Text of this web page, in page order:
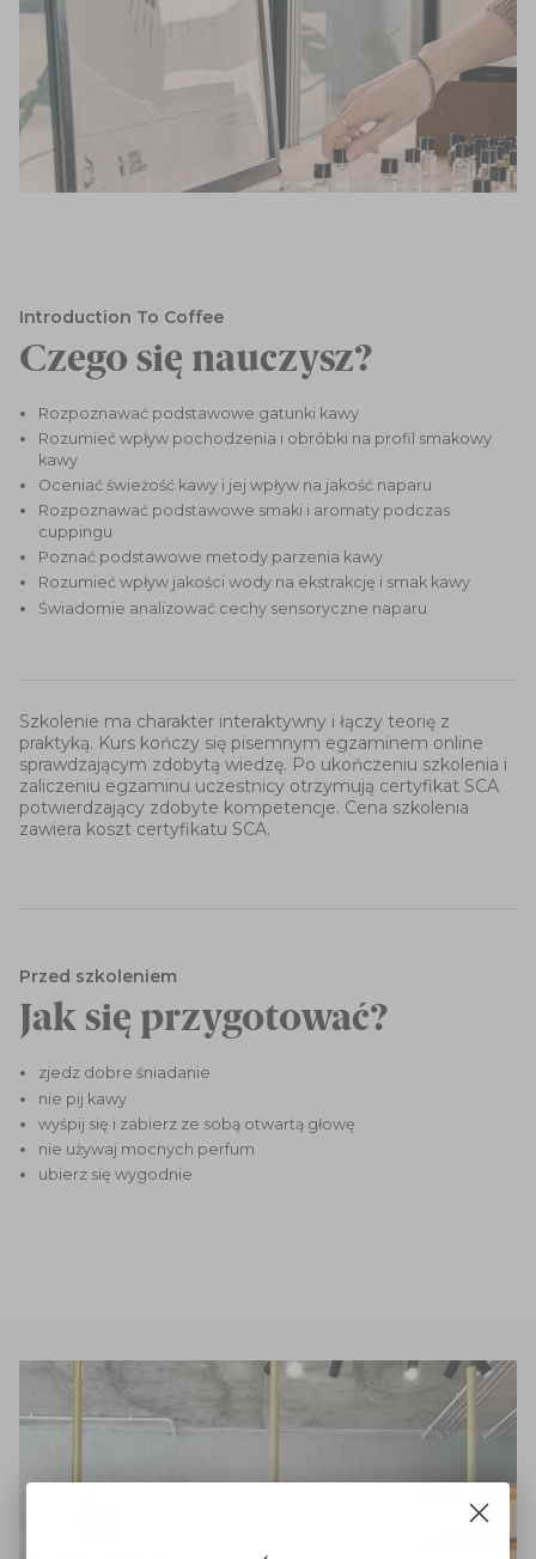
Introduction To Coffee
Czego się nauczysz?
Rozpoznawać podstawowe gatunki kawy
Rozumieć wpływ pochodzenia i obróbki na profil smakowy
kawy
Oceniać świeżość kawy i jej wpływ na jakość naparu
Rozpoznawać podstawowe smaki i aromaty podczas
cuppingu
Poznać podstawowe metody parzenia kawy
Rozumieć wpływ jakości wody na ekstrakcję i smak kawy
Świadomie analizować cechy sensoryczne naparu
Szkolenie ma charakter interaktywny i łączy teorię z
praktyką. Kurs kończy się pisemnym egzaminem online
sprawdzającym zdobytą wiedzę. Po ukończeniu szkolenia i
zaliczeniu egzaminu uczestnicy otrzymują certyfikat SCA
potwierdzający zdobyte kompetencje. Cena szkolenia
zawiera koszt certyfikatu SCA.
Przed szkoleniem
Jak się przygotować?
zjedz dobre śniadanie
nie pij kawy
wyśpij się i zabierz ze sobą otwartą głowę
nie używaj mocnych perfum
ubierz się wygodnie